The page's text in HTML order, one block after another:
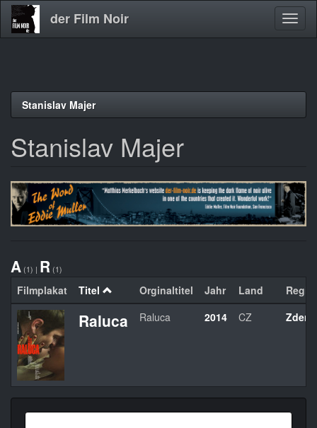
Direkt
der Film Noir
Stanislav Majer
Stanislav Majer
A (1) | R (1)
Filmplakat Titel Orginaltitel Jahr Land Regie
Raluca Raluca 2014 CZ